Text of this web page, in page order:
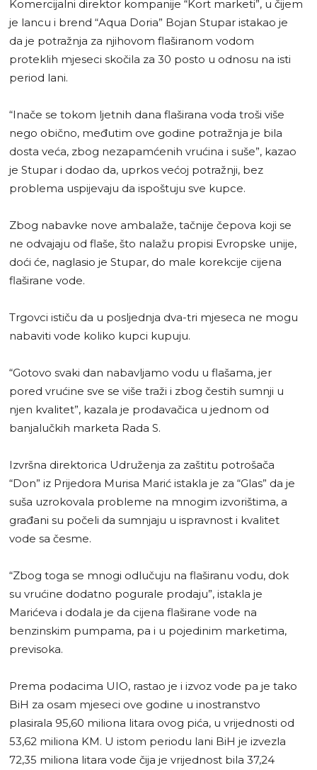
Komercijalni direktor kompanije “Kort marketi”, u čijem
je lancu i brend “Aqua Doria” Bojan Stupar istakao je
da je potražnja za njihovom flaširanom vodom
proteklih mjeseci skočila za 30 posto u odnosu na isti
period lani.
“Inače se tokom ljetnih dana flaširana voda troši više
nego obično, međutim ove godine potražnja je bila
dosta veća, zbog nezapamćenih vrućina i suše”, kazao
je Stupar i dodao da, uprkos većoj potražnji, bez
problema uspijevaju da ispoštuju sve kupce.
Zbog nabavke nove ambalaže, tačnije čepova koji se
ne odvajaju od flaše, što nalažu propisi Evropske unije,
doći će, naglasio je Stupar, do male korekcije cijena
flaširane vode.
Trgovci ističu da u posljednja dva-tri mjeseca ne mogu
nabaviti vode koliko kupci kupuju.
“Gotovo svaki dan nabavljamo vodu u flašama, jer
pored vrućine sve se više traži i zbog čestih sumnji u
njen kvalitet”, kazala je prodavačica u jednom od
banjalučkih marketa Rada S.
Izvršna direktorica Udruženja za zaštitu potrošača
“Don” iz Prijedora Murisa Marić istakla je za “Glas” da je
suša uzrokovala probleme na mnogim izvorištima, a
građani su počeli da sumnjaju u ispravnost i kvalitet
vode sa česme.
“Zbog toga se mnogi odlučuju na flaširanu vodu, dok
su vrućine dodatno pogurale prodaju”, istakla je
Marićeva i dodala je da cijena flaširane vode na
benzinskim pumpama, pa i u pojedinim marketima,
previsoka.
Prema podacima UIO, rastao je i izvoz vode pa je tako
BiH za osam mjeseci ove godine u inostranstvo
plasirala 95,60 miliona litara ovog pića, u vrijednosti od
53,62 miliona KM. U istom periodu lani BiH je izvezla
72,35 miliona litara vode čija je vrijednost bila 37,24